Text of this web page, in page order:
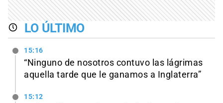
LO ÚLTIMO
15:16
“Ninguno de nosotros contuvo las lágrimas
aquella tarde que le ganamos a Inglaterra”
15:12